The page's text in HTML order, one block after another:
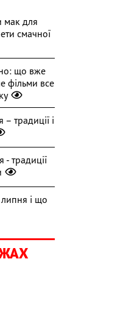
мак для
смачної
що вже
фільми все
традиції і
традиції
і що